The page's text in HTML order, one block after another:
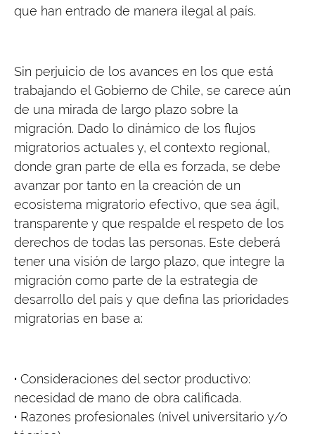
que han entrado de manera ilegal al país.
Sin perjuicio de los avances en los que está
trabajando el Gobierno de Chile, se carece aún
de una mirada de largo plazo sobre la
migración. Dado lo dinámico de los flujos
migratorios actuales y, el contexto regional,
donde gran parte de ella es forzada, se debe
avanzar por tanto en la creación de un
ecosistema migratorio efectivo, que sea ágil,
transparente y que respalde el respeto de los
derechos de todas las personas. Este deberá
tener una visión de largo plazo, que integre la
migración como parte de la estrategia de
desarrollo del país y que defina las prioridades
migratorias en base a:
· Consideraciones del sector productivo:
necesidad de mano de obra calificada.
· Razones profesionales (nivel universitario y/o